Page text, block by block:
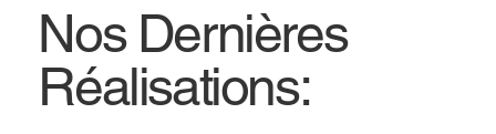
Nos Dernières
Réalisations: